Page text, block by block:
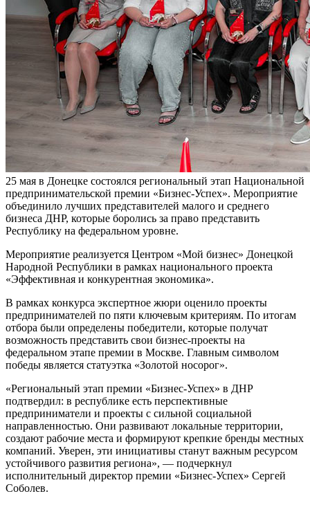
25 мая в Донецке состоялся региональный этап Национальной
предпринимательской премии «Бизнес-Успех». Мероприятие
объединило лучших представителей малого и среднего
бизнеса ДНР, которые боролись за право представить
Республику на федеральном уровне.
Мероприятие реализуется Центром «Мой бизнес» Донецкой
Народной Республики в рамках национального проекта
«Эффективная и конкурентная экономика».
В рамках конкурса экспертное жюри оценило проекты
предпринимателей по пяти ключевым критериям. По итогам
отбора были определены победители, которые получат
возможность представить свои бизнес-проекты на
федеральном этапе премии в Москве. Главным символом
победы является статуэтка «Золотой носорог».
«Региональный этап премии «Бизнес‑Успех» в ДНР
подтвердил: в республике есть перспективные
предприниматели и проекты с сильной социальной
направленностью. Они развивают локальные территории,
создают рабочие места и формируют крепкие бренды местных
компаний. Уверен, эти инициативы станут важным ресурсом
устойчивого развития региона», — подчеркнул
исполнительный директор премии «Бизнес-Успех» Сергей
Соболев.